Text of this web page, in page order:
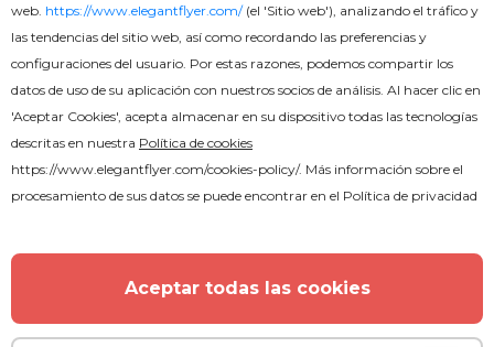
PRODUCTOS
Precios
Creador en línea
16000+ Plantillas de volantes PSD gratuitas © 2026.
Reservados todos los derechos.
web. https://www.elegantflyer.com/(el 'Sitio web'), analizando el tráfico y
las tendencias del sitio web, así como recordando las preferencias y
configuraciones del usuario. Por estas razones, podemos compartir los
datos de uso de su aplicación con nuestros socios de análisis. Al hacer clic en
'Aceptar Cookies', acepta almacenar en su dispositivo todas las tecnologías
descritas en nuestra Política de cookies
https://www.elegantflyer.com/cookies-policy/. Más información sobre el
procesamiento de sus datos se puede encontrar en el Política de privacidad
Aceptar todas las cookies